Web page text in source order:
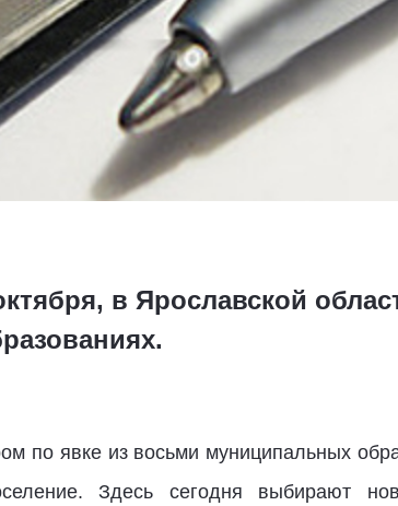
в Ярославской
по явке из восьми муниципальных
Здесь сегодня выбирают